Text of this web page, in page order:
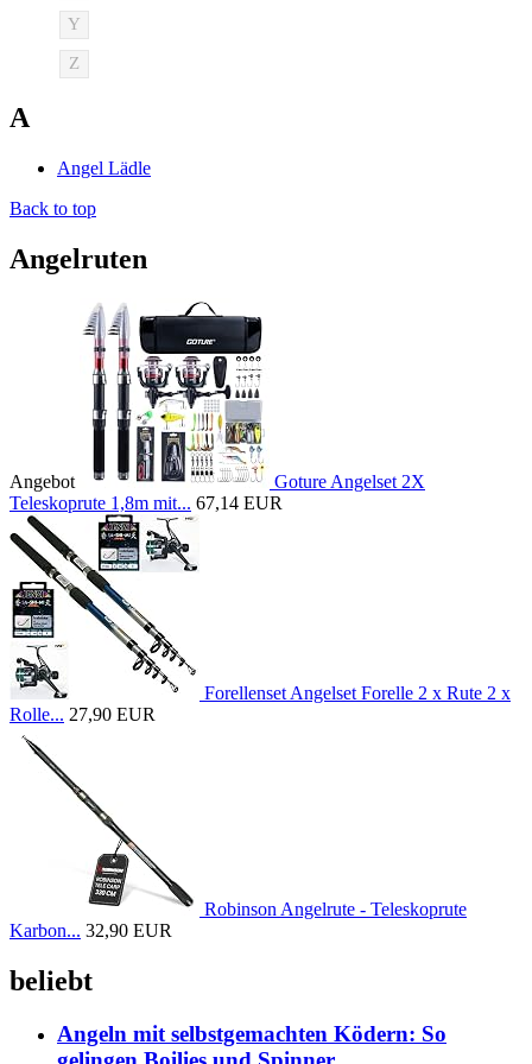
Y
Z
A
Angel Lädle
Back to top
Angelruten
Angebot
Goture Angelset 2X
Teleskoprute 1,8m mit... 67,14 EUR
Forellenset Angelset Forelle 2 x Rute 2 x
Rolle... 27,90 EUR
Robinson Angelrute - Teleskoprute
Karbon... 32,90 EUR
beliebt
Angeln mit selbstgemachten Ködern: So